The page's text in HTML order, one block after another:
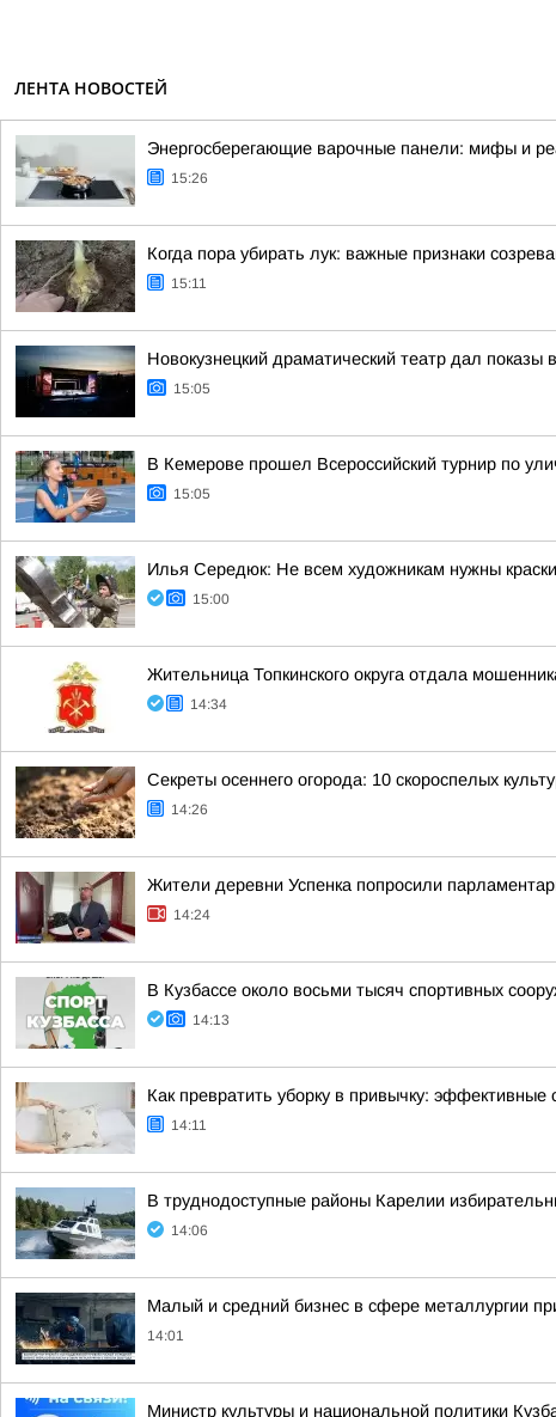
ЛЕНТА НОВОСТЕЙ
Энергосберегающие варочные панели: мифы и
15:26
Когда пора убирать лук: важные признаки
15:11
Новокузнецкий драматический театр дал показы
15:05
В Кемерове прошел Всероссийский турнир по
15:05
Илья Середюк: Не всем художникам нужны
15:00
Жительница Топкинского округа отдала
14:34
Секреты осеннего огорода: 10 скороспелых
14:26
Жители деревни Успенка попросили
14:24
В Кузбассе около восьми тысяч спортивных
14:13
Как превратить уборку в привычку:
14:11
В труднодоступные районы Карелии
14:06
Малый и средний бизнес в сфере металлургии
14:01
Министр культуры и национальной политики